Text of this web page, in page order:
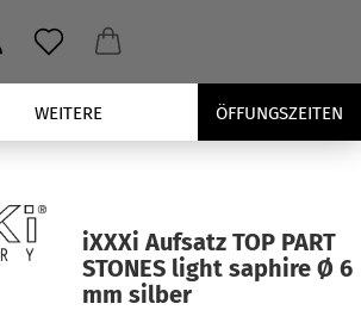
ÖFFUNGSZEITEN
WEITERE
iXXXi Auf­satz TOP PART
STONES light sa­phi­re Ø 6
mm sil­ber